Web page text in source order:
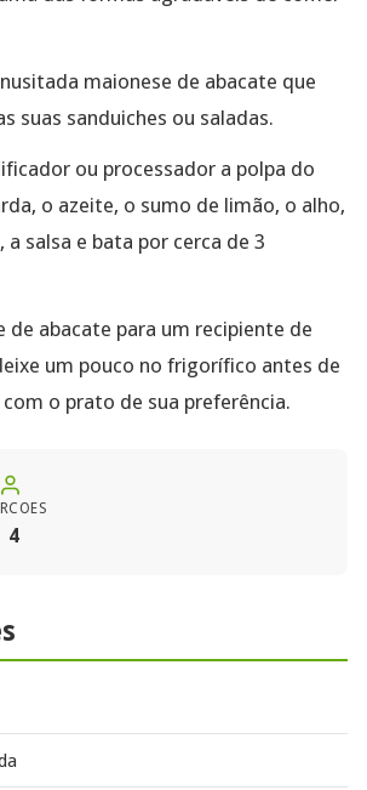
maionese de abacate que
suas sanduiches ou saladas.
ou processador a polpa do
o azeite, o sumo de limão, o alho,
a salsa e bata por cerca de 3
de abacate para um recipiente de
um pouco no frigorífico antes de
o prato de sua preferência.
4